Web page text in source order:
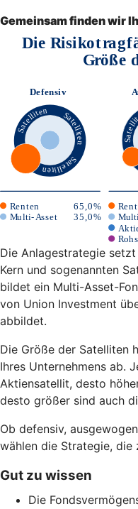
Gemeinsam finden wir
Die Anlagestrategie
Kern und sogenannten
bildet ein Multi-Asset-
von Union Investment
abbildet.
Die Größe der Satelliten
Ihres Unternehmens ab.
Aktiensatellit, desto
desto größer sind auch
Ob defensiv,
wählen die Strategie, die
Gut zu wissen
Die